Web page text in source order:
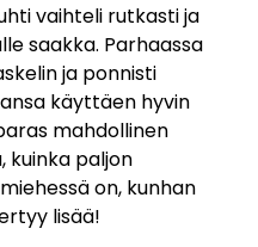
vaihteli rutkasti ja
saakka. Parhaassa
ja ponnisti
käyttäen hyvin
mahdollinen
kuinka paljon
on, kunhan
lisää!